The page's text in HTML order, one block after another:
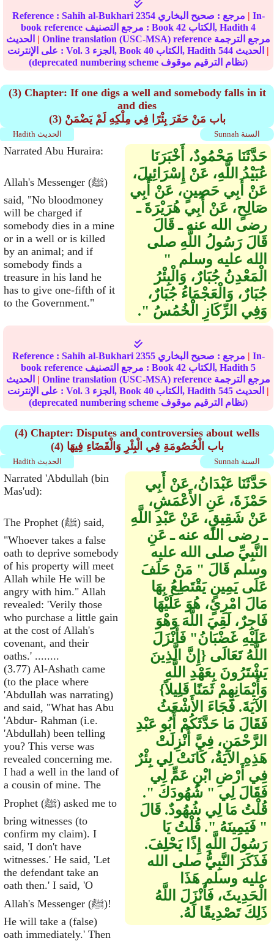
Reference : Sahih al-Bukhari 2354 مرجع : صحيح البخاري | In-
book reference مرجع التصنيف : Book 42 الكتاب, Hadith 4
| Online translation (USC-MSA) reference مرجع الترجمة
على الإنترنت : Vol. 3 الجزء, Book 40 الكتاب, Hadith 544
|
(deprecated numbering scheme نظام الترقيم موقوف)
(3) Chapter: If one digs a well and somebody falls in it
and dies
(3) باب مَنْ حَفَرَ بِئْرًا فِي مِلْكِهِ لَمْ يَضْمَنْ
Sunnah السنة Hadith الحديث
Narrated Abu Huraira:
Allah's Messenger (ﷺ)
said, "No bloodmoney
will be charged if
somebody dies in a mine
or in a well or is killed
by an animal; and if
somebody finds a
treasure in his land he
has to give one-fifth of it
to the Government."
حَدَّثَنَا مَحْمُودٌ، أَخْبَرَنَا
عُبَيْدُ اللَّهِ، عَنْ إِسْرَائِيلَ،
عَنْ أَبِي حَصِينٍ، عَنْ أَبِي
صَالِحٍ، عَنْ أَبِي هُرَيْرَةَ ـ
رضى الله عنه ـ قَالَ
قَالَ رَسُولُ اللَّهِ صلى
الله عليه وسلم ‏ "‏
الْمَعْدِنُ جُبَارٌ، وَالْبِئْرُ
جُبَارٌ، وَالْعَجْمَاءُ جُبَارٌ،
وَفِي الرِّكَازِ الْخُمُسُ ‏"‏‏.‏
Reference : Sahih al-Bukhari 2355 مرجع : صحيح البخاري | In-
book reference مرجع التصنيف : Book 42 الكتاب, Hadith 5
| Online translation (USC-MSA) reference مرجع الترجمة
على الإنترنت : Vol. 3 الجزء, Book 40 الكتاب, Hadith 545
|
(deprecated numbering scheme نظام الترقيم موقوف)
(4) Chapter: Disputes and controversies about wells
(4) باب الْخُصُومَةِ فِي الْبِئْرِ وَالْقَضَاءِ فِيهَا
Sunnah السنة Hadith الحديث
Narrated 'Abdullah (bin
Mas'ud):
The Prophet (ﷺ) said,
"Whoever takes a false
oath to deprive somebody
of his property will meet
Allah while He will be
angry with him." Allah
revealed: 'Verily those
who purchase a little gain
at the cost of Allah's
covenant, and their
oaths.' ........
(3.77) Al-Ashath came
(to the place where
'Abdullah was narrating)
and said, "What has Abu
'Abdur- Rahman (i.e.
'Abdullah) been telling
you? This verse was
revealed concerning me.
I had a well in the land of
a cousin of mine. The
Prophet (ﷺ) asked me to
bring witnesses (to
confirm my claim). I
said, 'I don't have
witnesses.' He said, 'Let
the defendant take an
oath then.' I said, 'O
Allah's Messenger (ﷺ)!
He will take a (false)
oath immediately.' Then
حَدَّثَنَا عَبْدَانُ، عَنْ أَبِي
حَمْزَةَ، عَنِ الأَعْمَشِ،
عَنْ شَقِيقٍ، عَنْ عَبْدِ اللَّهِ
ـ رضى الله عنه ـ عَنِ
النَّبِيِّ صلى الله عليه
وسلم قَالَ ‏"‏ مَنْ حَلَفَ
عَلَى يَمِينٍ يَقْتَطِعُ بِهَا
مَالَ امْرِئٍ، هُوَ عَلَيْهَا
فَاجِرٌ، لَقِيَ اللَّهَ وَهْوَ
عَلَيْهِ غَضْبَانُ‏"‏ فَأَنْزَلَ
اللَّهُ تَعَالَى ‏{‏إِنَّ الَّذِينَ
يَشْتَرُونَ بِعَهْدِ اللَّهِ
وَأَيْمَانِهِمْ ثَمَنًا قَلِيلاً‏}‏
الآيَةَ‏.‏ فَجَاءَ الأَشْعَثُ
فَقَالَ مَا حَدَّثَكُمْ أَبُو عَبْدِ
الرَّحْمَنِ، فِيَّ أُنْزِلَتْ
هَذِهِ الآيَةُ، كَانَتْ لِي بِئْرٌ
فِي أَرْضِ ابْنِ عَمٍّ لِي
فَقَالَ لِي ‏"‏ شُهُودَكَ ‏"‏‏.‏
قُلْتُ مَا لِي شُهُودٌ‏.‏ قَالَ
‏"‏ فَيَمِينَهُ ‏"‏‏.‏ قُلْتُ يَا
رَسُولَ اللَّهِ إِذًا يَحْلِفَ‏.‏
فَذَكَرَ النَّبِيُّ صلى الله
عليه وسلم هَذَا
الْحَدِيثَ، فَأَنْزَلَ اللَّهُ
ذَلِكَ تَصْدِيقًا لَهُ‏.‏